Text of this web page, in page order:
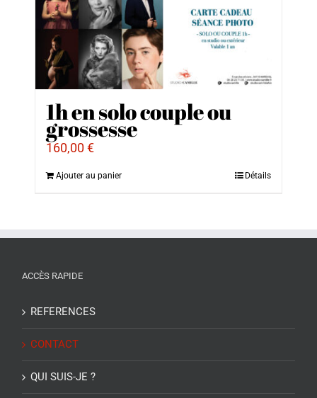
1h en solo couple ou
grossesse
160,00€
Ajouter au panier Détails
ACCÈS RAPIDE
REFERENCES
CONTACT
QUI SUIS-JE ?